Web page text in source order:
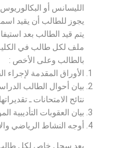
الليسانس أو
يجوز للطالب أن يقيد
يتم قيد الطالب بعد
ملف لكل طالب في
بالطالب وعلى الأخص :
الأوراق المقدمة لإجراء
بيان أحوال الطالب
نتائح الامتحانات ـ
بيان العقوبات التأديبية
أوجه النشاط الرياضي
يعد سجل خاص لكل طالب